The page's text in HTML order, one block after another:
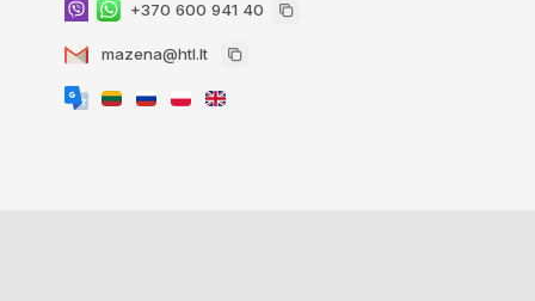
+370 600 941 40
mazena@htl.lt